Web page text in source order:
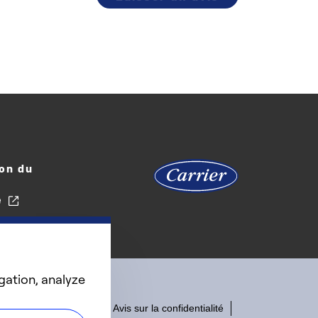
du
Accessibilité Avis sur la confidentialité
analyze